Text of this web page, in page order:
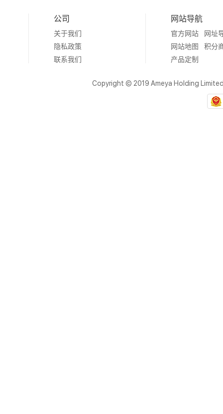
公司
关于我们
隐私政策
联系我们
网站导航
官方网站
网址
网站地图
积分
产品定制
Copyright © 2019 Ameya Holding